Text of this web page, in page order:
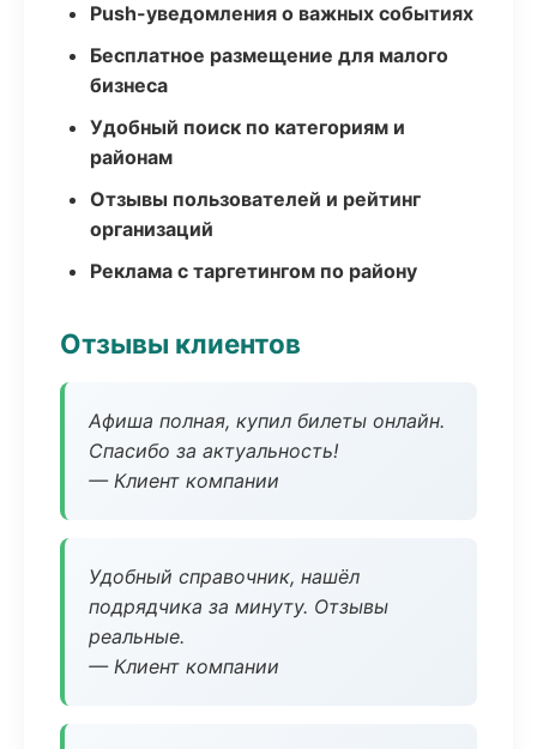
Push-уведомления о важных событиях
Бесплатное размещение для малого
бизнеса
Удобный поиск по категориям и
районам
Отзывы пользователей и рейтинг
организаций
Реклама с таргетингом по району
Отзывы клиентов
Афиша полная, купил билеты онлайн.
Спасибо за актуальность!
— Клиент компании
Удобный справочник, нашёл
подрядчика за минуту. Отзывы
реальные.
— Клиент компании